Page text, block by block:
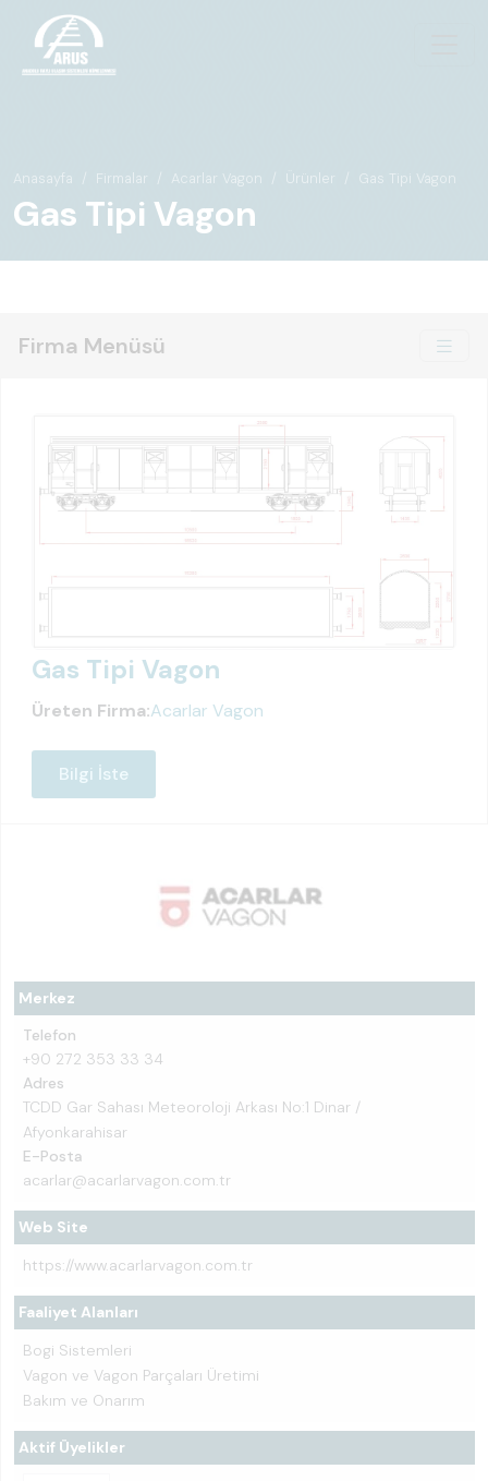
Anasayfa Firmalar Acarlar Vagon Ürünler Gas Tipi Vagon
Gas Tipi Vagon
Firma Menüsü
Merkez
Telefon
+90 272 353 33 34
Adres
TCDD Gar Sahası Meteoroloji Arkası No:1 Dinar /
Afyonkarahisar
E-Posta
acarlar@acarlarvagon.com.tr
Web Site
https://www.acarlarvagon.com.tr
Faaliyet Alanları
Bogi Sistemleri
Vagon ve Vagon Parçaları Üretimi
Bakım ve Onarım
Aktif Üyelikler
Gas Tipi Vagon
Üreten Firma:Acarlar Vagon
Bilgi İste